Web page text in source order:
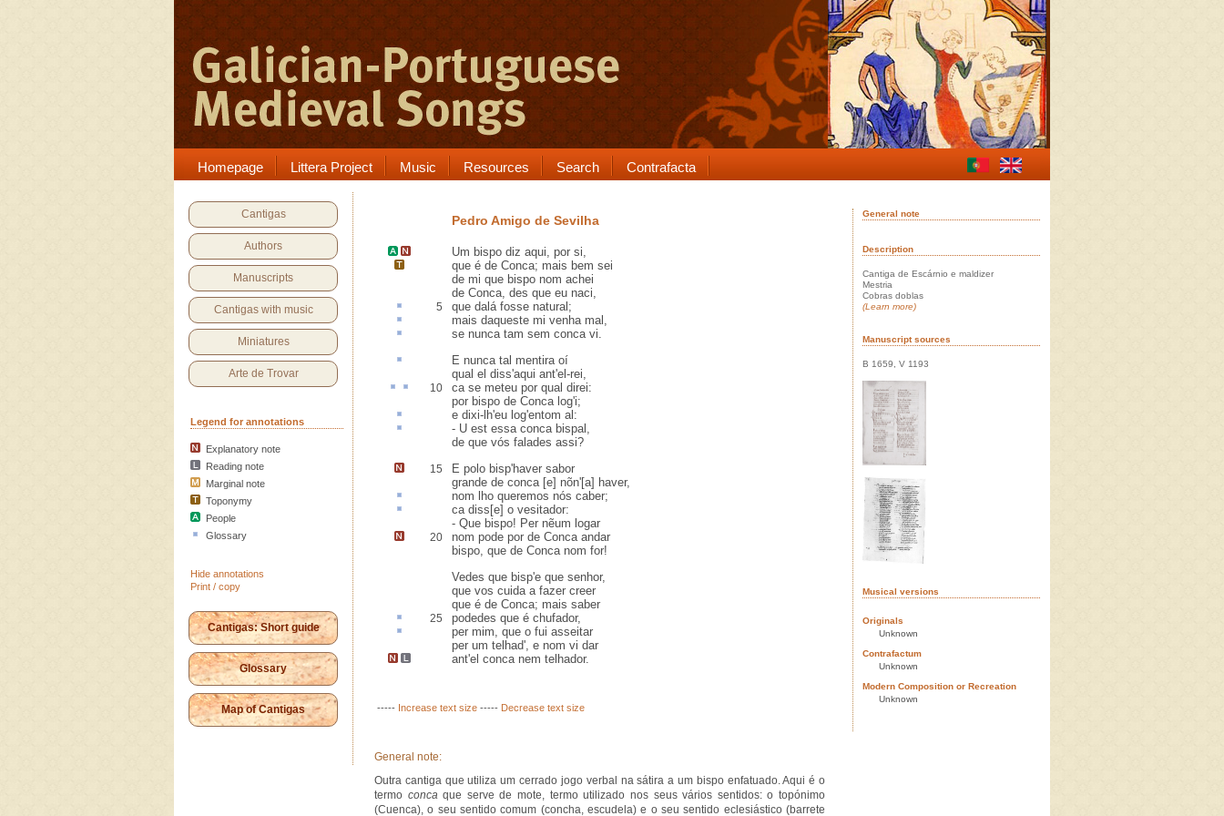
Homepage Littera Project Music Resources Search Contrafacta
Cantigas
Authors
Manuscripts
Cantigas with music
Miniatures
Arte de Trovar
Legend for annotations
Explanatory note
Reading note
Marginal note
Toponymy
People
Glossary
Hide annotations
Print / copy
Cantigas: Short guide
Glossary
Map of Cantigas
Pedro Amigo de Sevilha
Um bispo diz aqui, por si,
que é de Conca; mais bem sei
de mi que bispo nom achei
de Conca, des que eu naci,
5 que daláfosse natural;
mais daqueste mi venha mal,
se nunca tam sem concavi.
E nunca tal mentira oí
qual el diss'aqui ant'el-rei,
10 ca se meteu por qual direi:
por bispo de Conca log'i;
e dixi-lh'eu log'entom al :
- U est essa conca bispal,
de que vós falades assi?
15 E polo bisp'haver sabor
grande de conca [e] nõn'[a] haver,
nom lho queremos nós caber;
ca diss[e] o vesitador:
- Que bispo! Per nẽum logar
20
nom pode por de Conca andar
bispo, que de Conca nom for!
Vedes que bisp'e que senhor,
que vos cuida a fazer creer
que é de Conca; mais saber
25 podedes que é chufador,
per mim, que o fui asseitar
per um telhad', e nom vi dar
ant'el conca nem telhador.
----- Increase text size ----- Decrease text size
General note:
Outra cantiga que utiliza um cerrado jogo verbal na sátira a um bispo enfatuado. Aqui é o
termo concaque serve de mote, termo utilizado nos seus vários sentidos: o topónimo
(Cuenca), o seu sentido comum (concha, escudela) e o seu sentido eclesiástico (barrete
General note
Description
Cantiga de Escárnio e maldizer
Mestria
Cobras doblas
(Learn more)
Manuscript sources
B 1659, V 1193
Musical versions
Originals
Unknown
Contrafactum
Unknown
Modern Composition or Recreation
Unknown